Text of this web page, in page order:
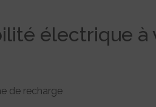
électrique à
de recharge